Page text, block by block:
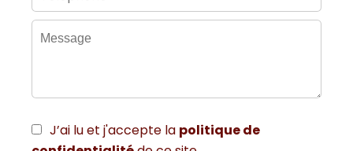
J’ai lu et j'accepte la politique de